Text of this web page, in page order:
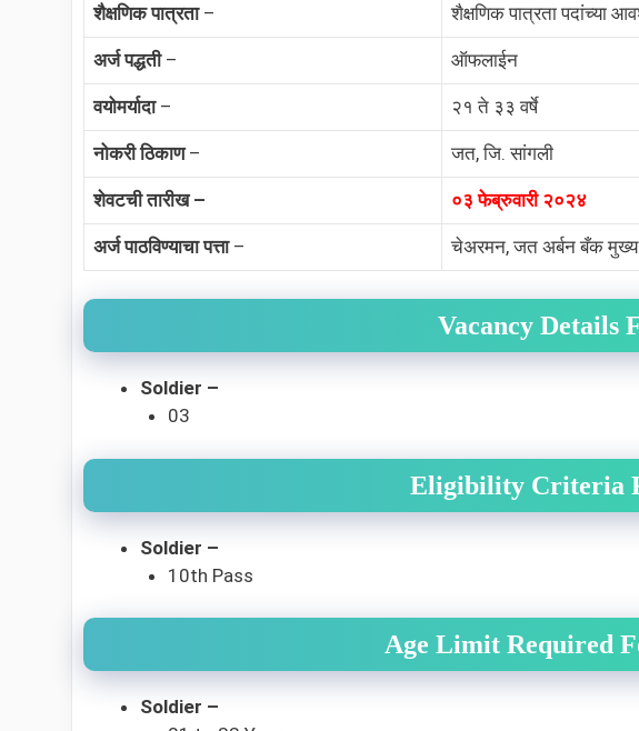
शैक्षणिक पात्रता– शैक्षणिक पात्रता पदांच्या
अर्ज पद्धती– ऑफलाईन
वयोमर्यादा– २१ ते ३३ वर्षे
नोकरी ठिकाण– जत, जि. सांगली
शेवटची तारीख – ०३ फेब्रुवारी २०२४
अर्ज पाठविण्याचा पत्ता– चेअरमन, जत अर्बन बँक मुख्य
Vacancy Details
Soldier –
03
Eligibility Criteria
Soldier –
10th Pass
Age Limit Required
Soldier –